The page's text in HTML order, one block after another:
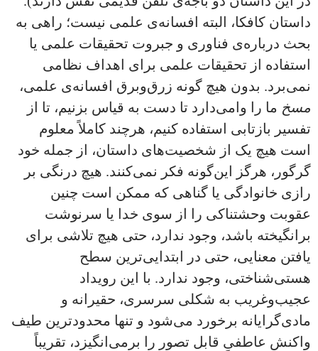
داستان کافکا، البته افسانه‌ی علمی نیست؛ راهی به
بحث درباره‌ی فناوری و جبروت تحقیقات علمی یا
استفاده از تحقیقات علمی برای اهداف نظامی
نمی‌برد. بدون هیچ گونه زرق‌و‌برق افسانه‌ی علمی،
مسخ ما را وامی‌دارد تا دست به قیاس بزنیم، تا از
تفسیر بازتابی استفاده کنیم، هرچند کاملاً معلوم
است هیچ یک از شخصیت‌های داستان، از جمله خود
گرگور، هرگز این‌‌گونه فکر نمی‌کنند. هیچ درنگی بر
رازی خانوادگی یا گناهی که ممکن است چنین
عقوبت وحشتناکی را از سوی خدا یا سرنوشت
برانگیخته باشد، وجود ندارد، حتی هیچ تلاشی برای
یافتن معنایی، حتی در ابتدایی‌ترین سطح
هستی‌شناختی، وجود ندارد. با این رویداد
عجیب‌وغریب به شکلی سرسری، حقیرانه و
مادی‌گرایانه برخورد می‌شود و تنها محدودترین طیف
واکنش عاطفیِ قابل تصور را برمی‌انگیزد، تقریباً